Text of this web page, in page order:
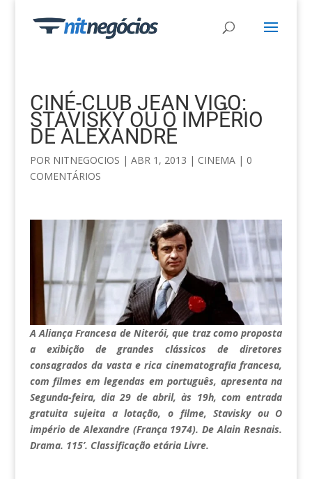
CINÉ-CLUB JEAN VIGO:
STAVISKY OU O IMPÉRIO
DE ALEXANDRE
POR NITNEGOCIOS | ABR 1, 2013 | CINEMA| 0
COMENTÁRIOS
A Aliança Francesa de Niterói, que traz como proposta
a exibição de grandes clássicos de diretores
consagrados da vasta e rica cinematografia francesa,
com filmes em legendas em português, apresenta na
Segunda-feira, dia 29 de abril, às 19h, com entrada
gratuita sujeita a lotação, o filme, Stavisky ou O
império de Alexandre (França 1974). De Alain Resnais.
Drama. 115’. Classificação etária Livre.